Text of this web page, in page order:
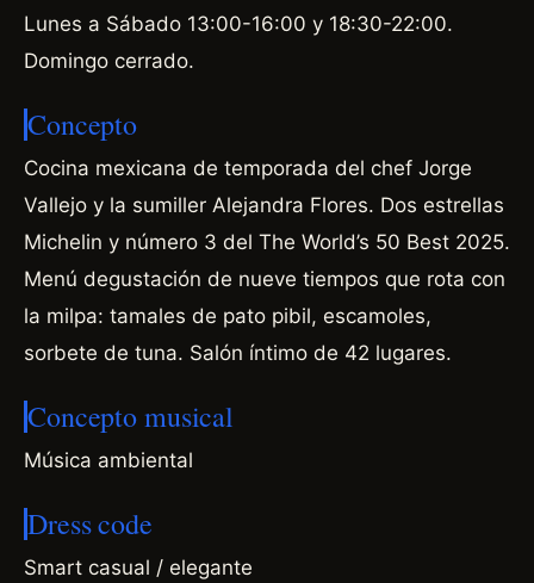
Lunes a Sábado 13:00-16:00 y 18:30-22:00.
Domingo cerrado.
Concepto
Cocina mexicana de temporada del chef Jorge
Vallejo y la sumiller Alejandra Flores. Dos estrellas
Michelin y número 3 del The World’s 50 Best 2025.
Menú degustación de nueve tiempos que rota con
la milpa: tamales de pato pibil, escamoles,
sorbete de tuna. Salón íntimo de 42 lugares.
Concepto musical
Música ambiental
Dress code
Smart casual / elegante